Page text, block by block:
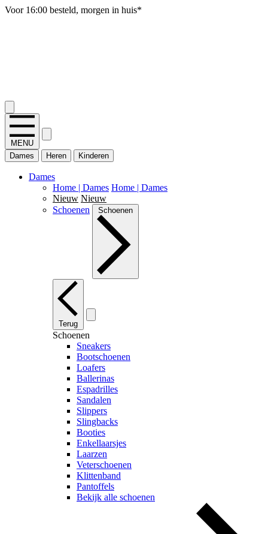
Gratis verzending vanaf 50 euro, SALE uitgesloten
MENU
Dames
Heren Kinderen
Dames
Home | Dames Home | Dames
Nieuw Nieuw
Schoenen
Schoenen
Terug
Schoenen
Sneakers
Bootschoenen
Loafers
Ballerinas
Espadrilles
Sandalen
Slippers
Slingbacks
Booties
Enkellaarsjes
Laarzen
Veterschoenen
Klittenband
Pantoffels
Bekijk alle schoenen